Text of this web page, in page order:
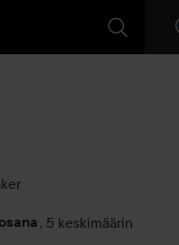
, 5 keskimäärin